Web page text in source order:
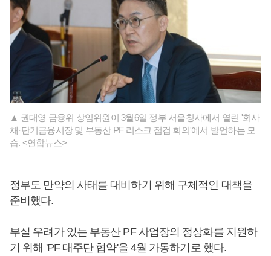
▲ 권대영 금융위 상임위원이 3월6일 정부 서울청사에서 열린 '회사
채·단기금융시장 및 부동산 PF 리스크 점검 회의'에서 발언하는 모
습. <연합뉴스>
정부도 만약의 사태를 대비하기 위해 구체적인 대책을
준비했다.
부실 우려가 있는 부동산 PF 사업장의 정상화를 지원하
기 위해 'PF 대주단 협약'을 4월 가동하기로 했다.